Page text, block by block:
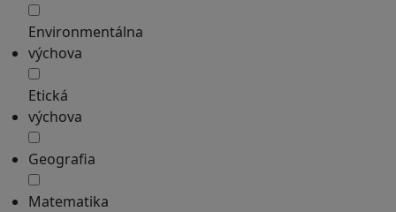
Environmentálna
výchova
Etická
výchova
Geografia
Matematika